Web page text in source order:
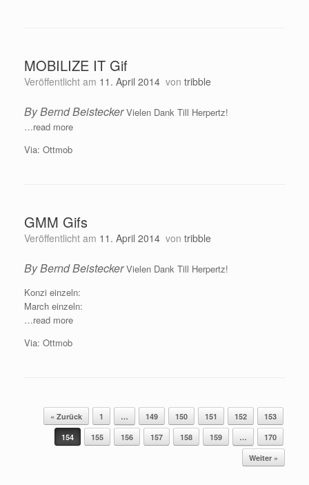
MOBILIZE IT Gif
Veröffentlicht am 11. April 2014 von tribble
By Bernd BeisteckerVielen Dank Till Herpertz!
…read more
Via: Ottmob
GMM Gifs
Veröffentlicht am 11. April 2014 von tribble
By Bernd BeisteckerVielen Dank Till Herpertz!
Konzi einzeln:
March einzeln:
…read more
Via: Ottmob
Beitragsnavigation
« Zurück 1 … 149 150 151 152
153
154
155 156 157 158 159 …
170
Weiter »